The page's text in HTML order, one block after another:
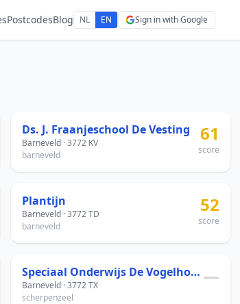
PostcodesBlog NL EN Sign in with Google
Ds. J. Fraanjeschool De Vesting
Barneveld · 3772 KV
barneveld
61
score
Plantijn
Barneveld · 3772 TD
barneveld
52
score
Speciaal Onderwijs De Vogelhorst
Barneveld · 3772 TX
scherpenzeel
—